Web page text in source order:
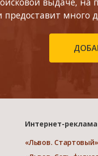
предоставит много
Интернет-реклама
«Львов. Стартовый»